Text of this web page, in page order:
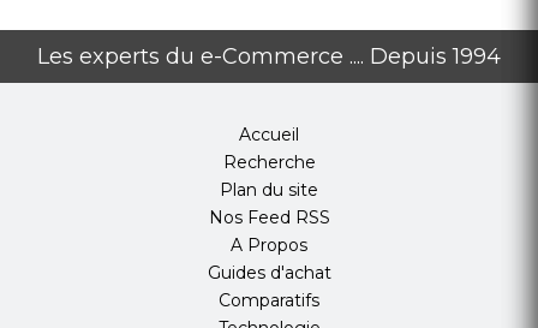
Les experts du e-Commerce .... Depuis 1994
Accueil
Recherche
Plan du site
Nos Feed RSS
A Propos
Guides d'achat
Comparatifs